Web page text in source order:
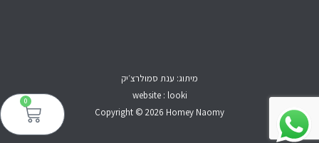
0
מיתוג: ענת סמולרצ׳יק
website : looki
Copyright © 2026 Homey Naomy